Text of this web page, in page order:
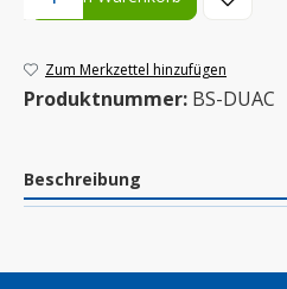
Zum Merkzettel hinzufügen
Produktnummer: BS-DUAC
Beschreibung